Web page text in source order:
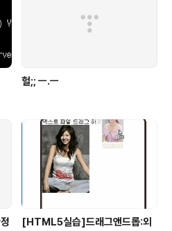
헐;; ㅡ.ㅡ
[HTML5실습]드래그앤드롭:외